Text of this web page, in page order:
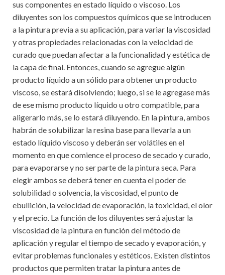
k
p
sus componentes en estado líquido o viscoso. Los
diluyentes son los compuestos químicos que se introducen
a la pintura previa a su aplicación, para variar la viscosidad
y otras propiedades relacionadas con la velocidad de
curado que puedan afectar a la funcionalidad y estética de
la capa de final. Entonces, cuando se agregue algún
producto líquido a un sólido para obtener un producto
viscoso, se estará disolviendo; luego, si se le agregase más
de ese mismo producto líquido u otro compatible, para
aligerarlo más, se lo estará diluyendo. En la pintura, ambos
habrán de solubilizar la resina base para llevarla a un
estado líquido viscoso y deberán ser volátiles en el
momento en que comience el proceso de secado y curado,
para evaporarse y no ser parte de la pintura seca. Para
elegir ambos se deberá tener en cuenta el poder de
solubilidad o solvencia, la viscosidad, el punto de
ebullición, la velocidad de evaporación, la toxicidad, el olor
y el precio. La función de los diluyentes será ajustar la
viscosidad de la pintura en función del método de
aplicación y regular el tiempo de secado y evaporación, y
evitar problemas funcionales y estéticos. Existen distintos
productos que permiten tratar la pintura antes de